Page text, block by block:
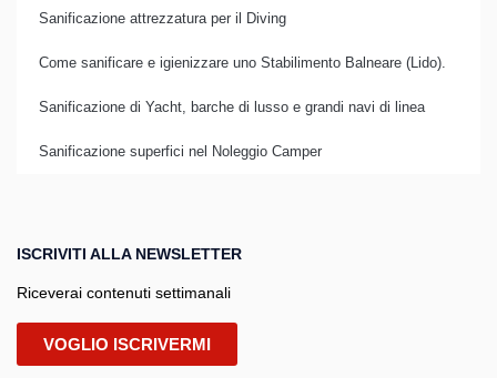
Sanificazione attrezzatura per il Diving
Come sanificare e igienizzare uno Stabilimento Balneare (Lido).
Sanificazione di Yacht, barche di lusso e grandi navi di linea
Sanificazione superfici nel Noleggio Camper
ISCRIVITI ALLA NEWSLETTER
Riceverai contenuti settimanali
VOGLIO ISCRIVERMI